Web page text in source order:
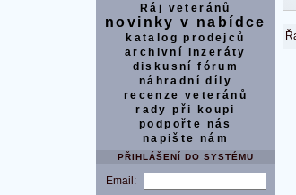
Ráj veteránů
novinky v nabídce
katalog prodejců
archivní inzeráty
diskusní fórum
náhradní díly
recenze veteránů
rady při koupi
podpořte nás
napište nám
PŘIHLÁŠENÍ DO SYSTÉMU
Email: